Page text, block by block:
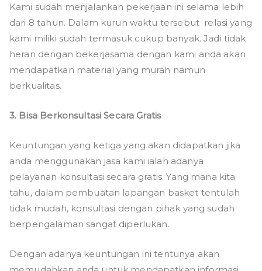
Kami sudah menjalankan pekerjaan ini selama lebih
dari 8 tahun. Dalam kurun waktu tersebut relasi yang
kami miliki sudah termasuk cukup banyak. Jadi tidak
heran dengan bekerjasama dengan kami anda akan
mendapatkan material yang murah namun
berkualitas.
3. Bisa Berkonsultasi Secara Gratis
Keuntungan yang ketiga yang akan didapatkan jika
anda menggunakan jasa kami ialah adanya
pelayanan konsultasi secara gratis. Yang mana kita
tahu, dalam pembuatan lapangan basket tentulah
tidak mudah, konsultasi dengan pihak yang sudah
berpengalaman sangat diperlukan.
Dengan adanya keuntungan ini tentunya akan